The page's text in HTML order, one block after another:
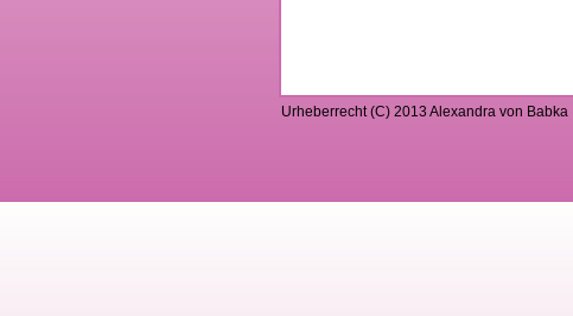
Urheberrecht (C) 2013 Alexandra von Babka